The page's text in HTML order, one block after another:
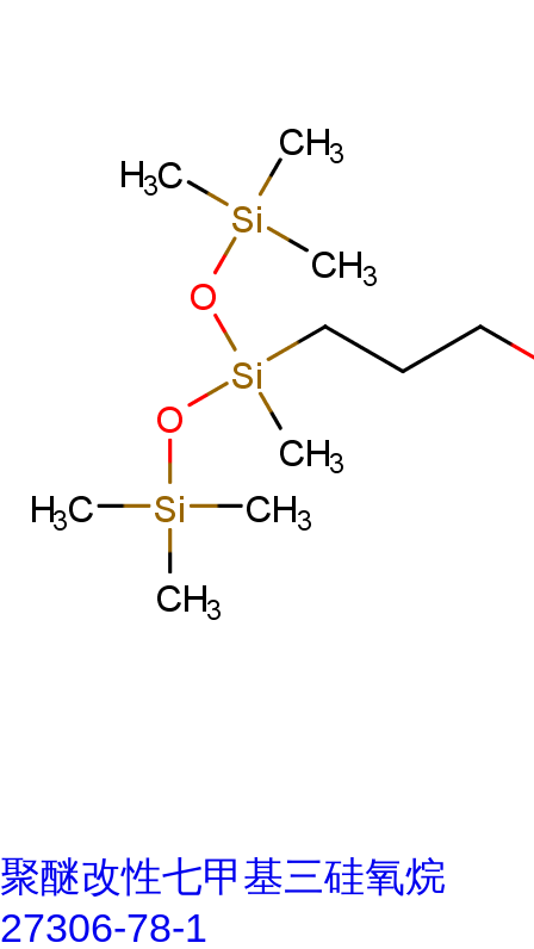
聚醚改性七甲基三硅氧烷
27306-78-1